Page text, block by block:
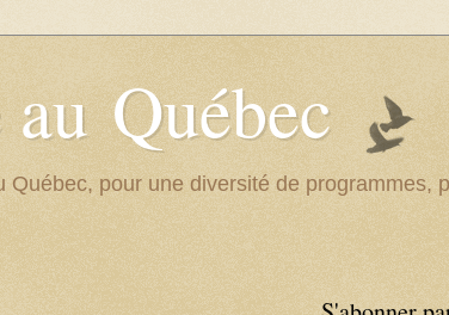
Québec
pour une diversité de programmes,